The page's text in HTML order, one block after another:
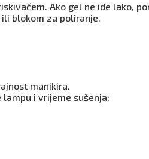
Ako gel ne ide lako,
blokom za poliranje.
manikira.
i vrijeme sušenja: